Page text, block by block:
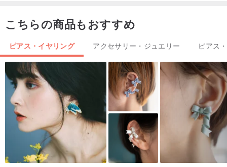
アップヘアやオフショルダーのトップスと合わせると、ピアスの繊
グとコーディネートすれば、より一層エレガントなスタイルが完成
します。
お手入れ方法
• 香水、アルコール、化学洗剤との接触は避けてください。
• ご使用にならない際は、乾燥した涼しい場所に保管し、柔らかい
布でパールの表面を優しく拭いてください。
• 入浴や水泳時の着用はお控えください。
こちらの商品もおすすめ
ピアス・イヤリング アクセサリー・ジュエリー ピアス